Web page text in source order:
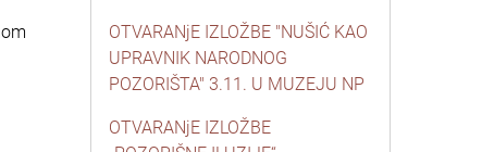
OTVARANjE IZLOŽBE "NUŠIĆ KAO
UPRAVNIK NARODNOG
POZORIŠTA" 3.11. U MUZEJU NP
OTVARANjE IZLOŽBE